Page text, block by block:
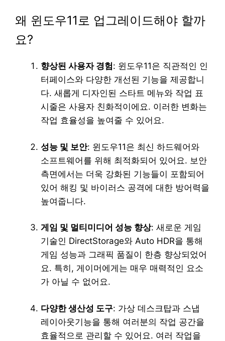
왜 윈도우11로 업그레이드해야 할까
요?
향상된 사용자 경험: 윈도우11은 직관적인 인
터페이스와 다양한 개선된 기능을 제공합니
다. 새롭게 디자인된 스타트 메뉴와 작업 표
시줄은 사용자 친화적이에요. 이러한 변화는
작업 효율성을 높여줄 수 있어요.
성능 및 보안: 윈도우11은 최신 하드웨어와
소프트웨어를 위해 최적화되어 있어요. 보안
측면에서는 더욱 강화된 기능들이 포함되어
있어 해킹 및 바이러스 공격에 대한 방어력을
높여줍니다.
게임 및 멀티미디어 성능 향상: 새로운 게임
기술인 DirectStorage와 Auto HDR을 통해
게임 성능과 그래픽 품질이 한층 향상되었어
요. 특히, 게이머에게는 매우 매력적인 요소
가 아닐 수 없어요.
다양한 생산성 도구: 가상 데스크탑과 스냅
레이아웃기능을 통해 여러분의 작업 공간을
효율적으로 관리할 수 있어요. 여러 작업을